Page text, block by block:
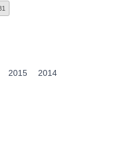
2015
2014